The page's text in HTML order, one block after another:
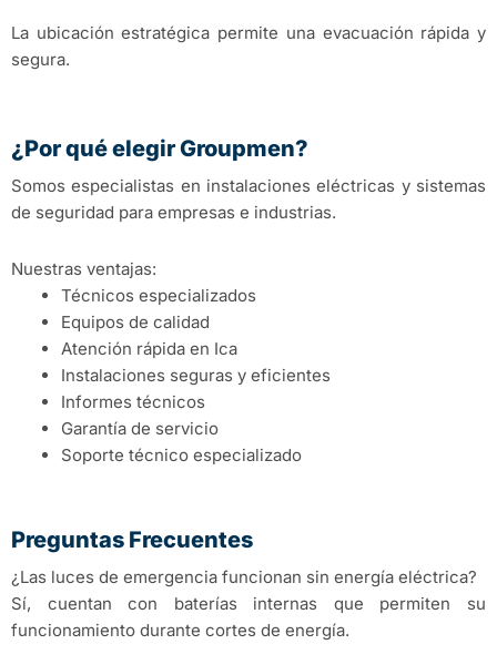
La ubicación estratégica permite una evacuación rápida y
segura.
¿Por qué elegir Groupmen?
Somos especialistas en instalaciones eléctricas y sistemas
de seguridad para empresas e industrias.
Nuestras ventajas:
Técnicos especializados
Equipos de calidad
Atención rápida en Ica
Instalaciones seguras y eficientes
Informes técnicos
Garantía de servicio
Soporte técnico especializado
Preguntas Frecuentes
¿Las luces de emergencia funcionan sin energía eléctrica?
Sí, cuentan con baterías internas que permiten su
funcionamiento durante cortes de energía.